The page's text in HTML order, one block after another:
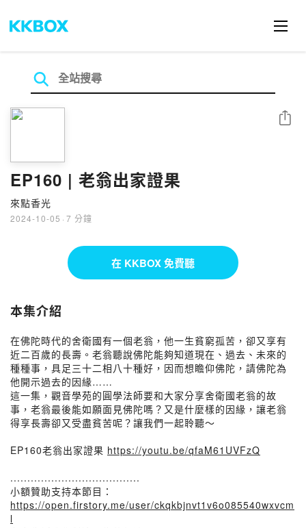
EP160 | 老翁出家證果
來點香光
2024-10-05 · 7 分鐘
分享
在 KKBOX 免費聽
本集介紹
在佛陀時代的舍衛國有一個老翁，他一生貧窮孤苦，卻又享有
近二百歲的長壽。老翁聽說佛陀能夠知道現在、過去、未來的
種種事，具足三十二相八十種好，因而想瞻仰佛陀，請佛陀為
他開示過去的因緣……
這一集，觀音學苑的圓學法師要和大家分享舍衛國老翁的故
事，老翁最後能如願面見佛陀嗎？又是什麼樣的因緣，讓老翁
得享長壽卻又受盡貧苦呢？讓我們一起聆聽～
EP160老翁出家證果 https://youtu.be/qfaM61UVFzQ
......................................
小額贊助支持本節目：
https://open.firstory.me/user/ckqkbjnvt1v6o085540wxvcm
l